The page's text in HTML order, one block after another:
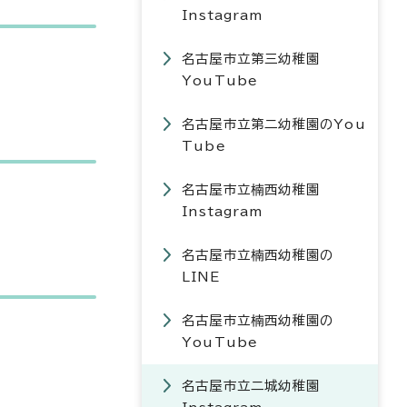
Instagram
名古屋市立第三幼稚園
YouTube
名古屋市立第二幼稚園のYou
Tube
名古屋市立楠西幼稚園
Instagram
名古屋市立楠西幼稚園の
LINE
名古屋市立楠西幼稚園の
YouTube
名古屋市立二城幼稚園